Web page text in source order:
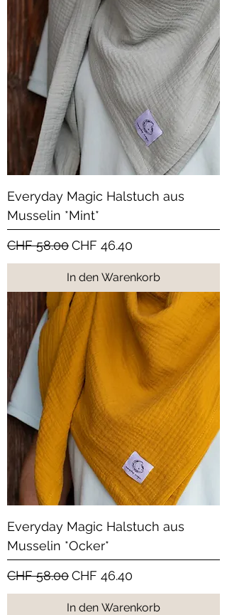
Everyday Magic Halstuch aus
Musselin *Mint*
Standardpreis
CHF 58.00Sale-Preis
CHF 46.40
In den Warenkorb
Everyday Magic Halstuch aus
Musselin *Ocker*
Standardpreis
CHF 58.00Sale-Preis
CHF 46.40
In den Warenkorb